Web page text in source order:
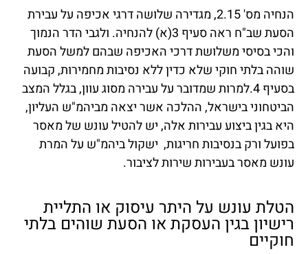
הנחיה מס' 2.15, מגדירה שלושה דרגי אכיפה על עבירת
הסעת שב"ח ראה סעיף 3(א) להנחיה. ולגבי הדר הנמוך
והכי בסיסי משלושת דרכי האכיפה שבהם למשל הסעת
שוהה בלתי חוקי שלא כדין ללא נסיבות מחמירות, קבועה
בסעיף 4.למרות שמדובר על עבירה מסוג עוון, בגלל המצב
הביטחוני בישראל, ההלכה אשר יצאה מביהמ"ש העליון,
היא בגין ביצוע עבירות אלה, יש להטיל עונש של מאסר
בפועל ורק בנסיבות חריגות, ישקול ביהמ"ש על המרת
עונש מאסר בעבירות שירות לציבור.
הטלת עונש על היתר עיסוק או התליית
רישיון בגין העסקת או הסעת שוהים בלתי
חוקיים